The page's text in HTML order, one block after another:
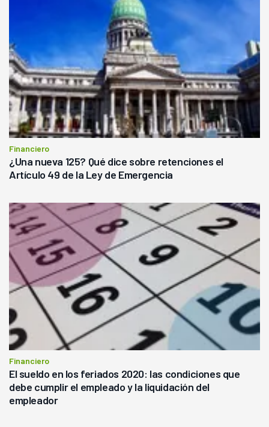
Financiero
¿Una nueva 125? Qué dice sobre retenciones el
Artículo 49 de la Ley de Emergencia
Financiero
El sueldo en los feriados 2020: las condiciones que
debe cumplir el empleado y la liquidación del
empleador